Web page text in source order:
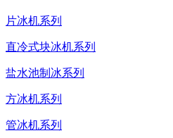
片冰机系列
直冷式块冰机系列
盐水池制冰系列
方冰机系列
管冰机系列